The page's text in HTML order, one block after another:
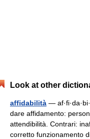
Look at other
affidabilità —
dare affidamento:
attendibilità. Contrari:
corretto funzionamento